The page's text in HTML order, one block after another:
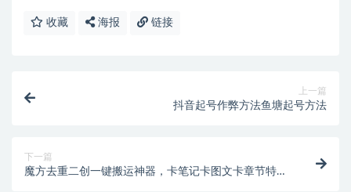
收藏 海报 链接
上一篇
抖音起号作弊方法鱼塘起号方法
下一篇
魔方去重二创一键搬运神器，卡笔记卡图文卡章节特效